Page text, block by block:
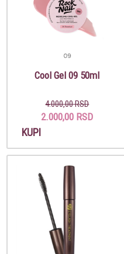
Cool Gel 09 50ml
4.000,00 RSD
2.000,00 RSD
KUPI